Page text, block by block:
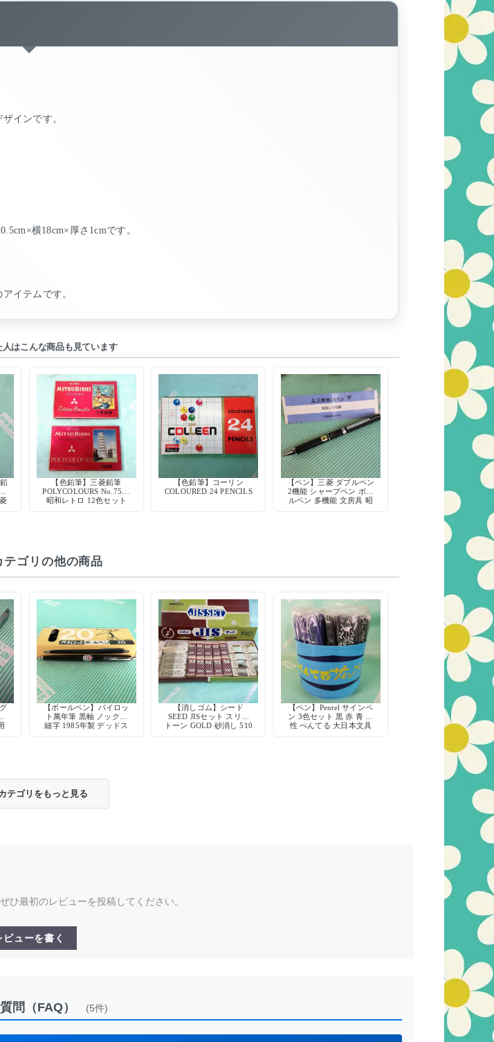
インです。
横18cm×厚さ1cmです。
イテムです。
人はこんな商品も見ています
【色鉛筆】三菱鉛筆
POLYCOLOURS No.7500
昭和レトロ 12色セット
【色鉛筆】コーリン
COLOURED 24 PENCILS
【ペン】三菱 ダブルペン
2機能 シャープペン ボー
ルペン 多機能 文房具 昭
テゴリの他の商品
【ボールペン】パイロッ
ト萬年筆 黒軸 ノック式
細字 1985年製 デッドス
【消しゴム】シード
SEED JISセット スリー
トーン GOLD 砂消し 510
【ペン】Pentel サインペ
ン 3色セット 黒 赤 青 水
性 ぺんてる 大日本文具
テゴリをもっと見る
ひ最初のレビューを投稿してください。
ビューを書く
問（FAQ） (5件)